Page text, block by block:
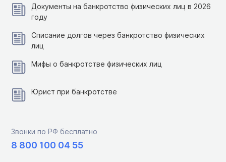
Документы на банкротство физических лиц в 2026
году
Списание долгов через банкротство физических
лиц
Мифы о банкротстве физических лиц
Юрист при банкротстве
Звонки по РФ бесплатно
8 800 100 04 55